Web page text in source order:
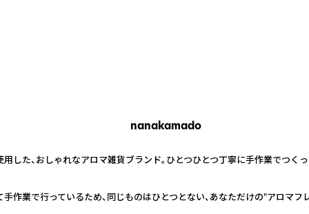
nanakamado
した、おしゃれなアロマ雑貨ブランド。ひとつひとつ丁寧に手作業でつく
作業で行っているため、同じものはひとつとない、あなただけの"アロマフ